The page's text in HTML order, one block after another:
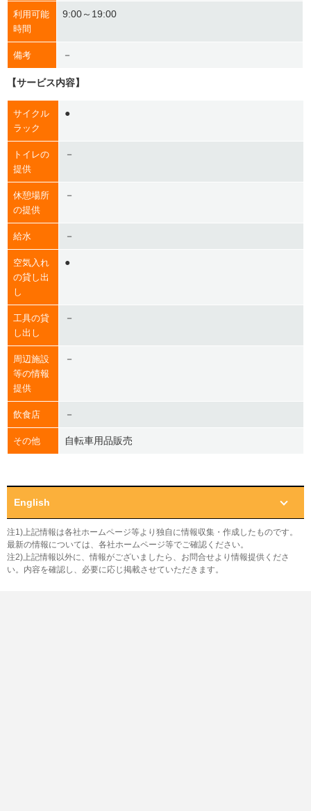
利用可能
時間
9:00～19:00
備考 －
【サービス内容】
サイクル
ラック
●
トイレの
提供
－
休憩場所
の提供
－
給水 －
空気入れ
の貸し出
し
●
工具の貸
し出し
－
周辺施設
等の情報
提供
－
飲食店 －
その他 自転車用品販売
English
注1)上記情報は各社ホームページ等より独自に情報収集・作成したものです。
最新の情報については、各社ホームページ等でご確認ください。
注2)上記情報以外に、情報がございましたら、お問合せより情報提供くださ
い。内容を確認し、必要に応じ掲載させていただきます。